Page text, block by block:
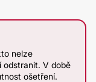
nelze
odstranit. V době
ošetření.